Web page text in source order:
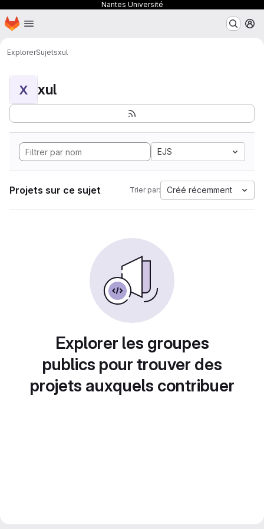
Nantes Université
Passer au contenu principal
Page d'accueil
ExplorerSujetsxul
X xul
EJS
Projets sur ce sujet Trier par: Créé récemment
Explorer les groupes
publics pour trouver des
projets auxquels contribuer